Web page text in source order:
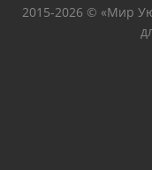
2015-2026 © «Мир